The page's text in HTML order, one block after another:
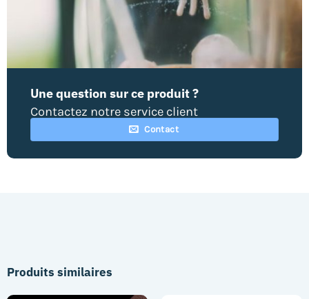
Une question sur ce produit ?
Contactez notre service client
Contact
Produits similaires